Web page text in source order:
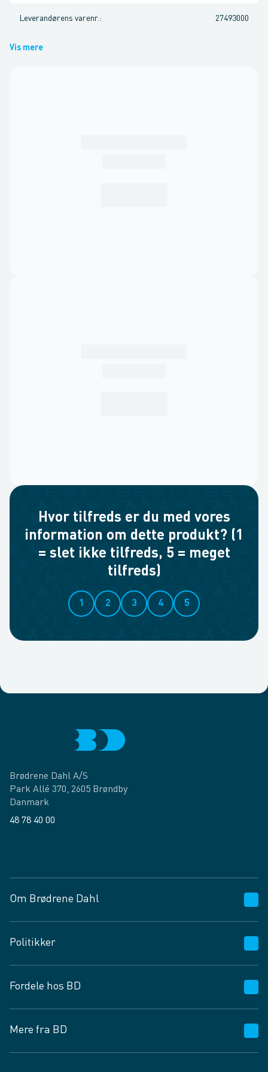
Leverandørens varenr. : 27493000
Vis mere
Hvor tilfreds er du med vores
information om dette produkt? (1
= slet ikke tilfreds, 5 = meget
tilfreds)
1 2 3 4 5
Brødrene Dahl A/S
Park Allé 370, 2605 Brøndby
Danmark
48 78 40 00
Om Brødrene Dahl
Vagttelefon 30 10 89 89
Spørgsmål og svar
Job og karriere
Fødevarekontrolrapport
Politikker
Privatlivspolitik
Cookies
Vilkår og betingelser
Fordele hos BD
BD app
BD.dk services
Mere fra BD